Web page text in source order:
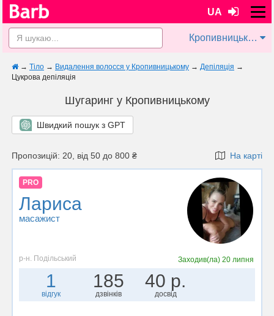
UA
Кропивницький
→ Тіло → Видалення волосся у Кропивницькому → Депіляція →
Цукрова депіляція
Шугаринг у Кропивницькому
Швидкий пошук з GPT
Пропозицій: 20, від 50 до 800 ₴ На карті
PRO
Лариса
масажист
р-н. Подільський Заходив(ла) 20 липня
1
відгук
185
дзвінків
40 р.
досвід